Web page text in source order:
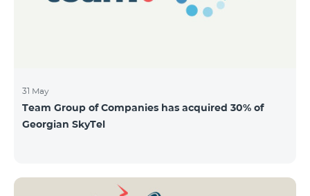
31 May
Team Group of Companies has acquired 30% of
Georgian SkyTel